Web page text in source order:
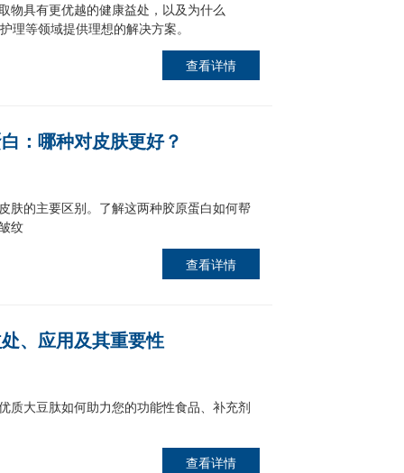
物具有更优越的健康益处，以及为什么
理等领域提供理想的解决方案。
查看详情
：哪种对皮肤更好？
肤的主要区别。了解这两种胶原蛋白如何帮
纹
查看详情
、应用及其重要性
质大豆肽如何助力您的功能性食品、补充剂
查看详情